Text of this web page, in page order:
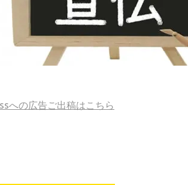
への広告ご出稿はこちら